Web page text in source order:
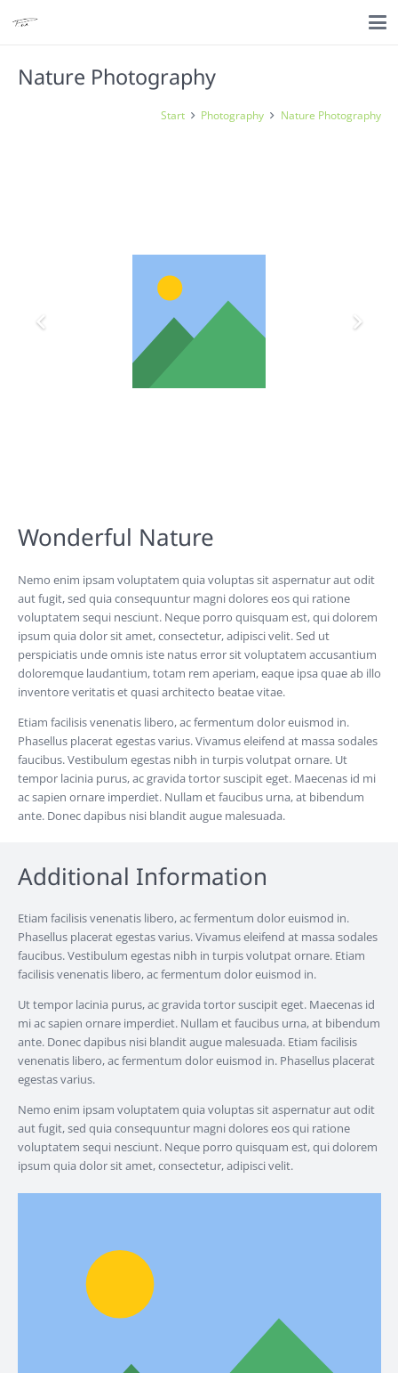
Nature Photography
Start Photography Nature Photography
Wonderful Nature
Nemo enim ipsam voluptatem quia voluptas sit aspernatur aut odit
aut fugit, sed quia consequuntur magni dolores eos qui ratione
voluptatem sequi nesciunt. Neque porro quisquam est, qui dolorem
ipsum quia dolor sit amet, consectetur, adipisci velit. Sed ut
perspiciatis unde omnis iste natus error sit voluptatem accusantium
doloremque laudantium, totam rem aperiam, eaque ipsa quae ab illo
inventore veritatis et quasi architecto beatae vitae.
Etiam facilisis venenatis libero, ac fermentum dolor euismod in.
Phasellus placerat egestas varius. Vivamus eleifend at massa sodales
faucibus. Vestibulum egestas nibh in turpis volutpat ornare. Ut
tempor lacinia purus, ac gravida tortor suscipit eget. Maecenas id mi
ac sapien ornare imperdiet. Nullam et faucibus urna, at bibendum
ante. Donec dapibus nisi blandit augue malesuada.
Additional Information
Etiam facilisis venenatis libero, ac fermentum dolor euismod in.
Phasellus placerat egestas varius. Vivamus eleifend at massa sodales
faucibus. Vestibulum egestas nibh in turpis volutpat ornare. Etiam
facilisis venenatis libero, ac fermentum dolor euismod in.
Ut tempor lacinia purus, ac gravida tortor suscipit eget. Maecenas id
mi ac sapien ornare imperdiet. Nullam et faucibus urna, at bibendum
ante. Donec dapibus nisi blandit augue malesuada. Etiam facilisis
venenatis libero, ac fermentum dolor euismod in. Phasellus placerat
egestas varius.
Nemo enim ipsam voluptatem quia voluptas sit aspernatur aut odit
aut fugit, sed quia consequuntur magni dolores eos qui ratione
voluptatem sequi nesciunt. Neque porro quisquam est, qui dolorem
ipsum quia dolor sit amet, consectetur, adipisci velit.